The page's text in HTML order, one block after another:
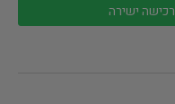
רכישה ישירה